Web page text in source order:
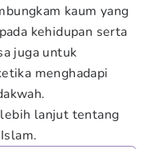
kaum yang
kehidupan serta
juga untuk
menghadapi
lanjut tentang